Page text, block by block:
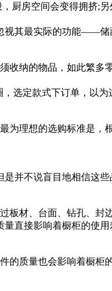
厨房空间会变得拥挤;
其最实际的功能——
收纳的物品，如此繁
选定款式下订单，以
理想的选购标准是
并不说盲目地相信这
材、台面、钻孔、
直接影响着橱柜的使
质量也会影响着橱柜